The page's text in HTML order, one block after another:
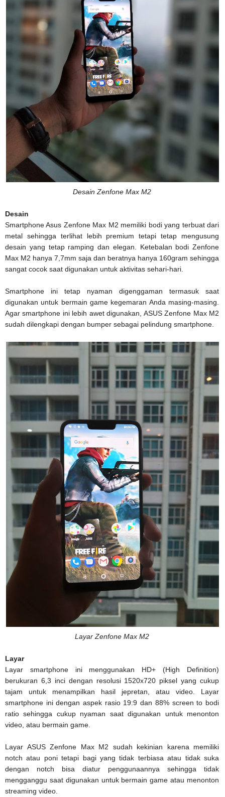
Desain Zenfone Max M2
Desain
Smartphone Asus Zenfone Max M2 memiliki bodi yang terbuat dari
metal sehingga terlihat lebih premium tetapi tetap mengusung
desain yang tetap ramping dan elegan. Ketebalan bodi Zenfone
Max M2 hanya 7,7mm saja dan beratnya hanya 160gram sehingga
sangat cocok saat digunakan untuk aktivitas sehari-hari.
Smartphone ini tetap nyaman digenggaman termasuk saat
digunakan untuk bermain game kegemaran Anda masing-masing.
Agar smartphone ini lebih awet digunakan, ASUS Zenfone Max M2
sudah dilengkapi dengan bumper sebagai pelindung smartphone.
Layar Zenfone Max M2
Layar
Layar smartphone ini menggunakan HD+ (High Definition)
berukuran 6,3 inci dengan resolusi 1520x720 piksel yang cukup
tajam untuk menampilkan hasil jepretan, atau video. Layar
smartphone ini dengan aspek rasio 19:9 dan 88% screen to bodi
ratio sehingga cukup nyaman saat digunakan untuk menonton
video, atau bermain game.
Layar ASUS Zenfone Max M2 sudah kekinian karena memiliki
notch atau poni tetapi bagi yang tidak terbiasa atau tidak suka
dengan notch bisa diatur penggunaannya sehingga tidak
mengganggu saat digunakan untuk bermain game atau menonton
streaming video.